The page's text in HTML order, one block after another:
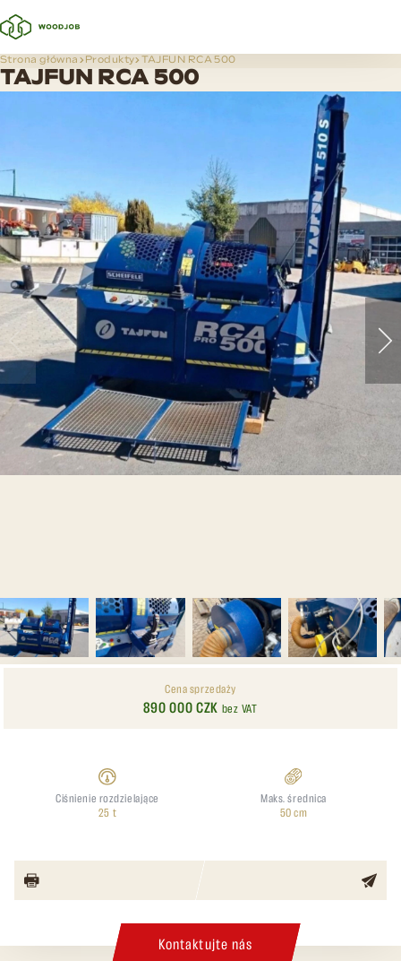
Strona główna Produkty TAJFUN RCA 500
TAJFUN RCA 500
Cena sprzedaży
890 000 CZK bez VAT
Ciśnienie rozdzielające
25 t
Maks. średnica
50 cm
Kontaktujte nás